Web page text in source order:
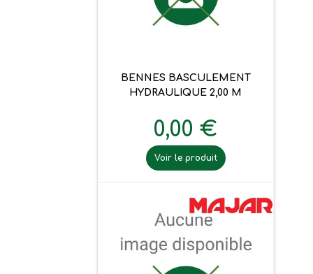
BENNES BASCULEMENT
HYDRAULIQUE 2,00 M
0,00 €
Voir le produit